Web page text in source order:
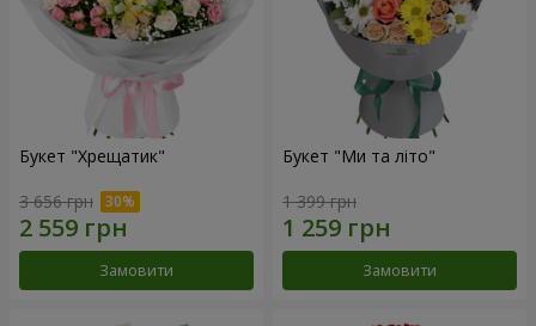
Букет "Хрещатик"
3 656 грн
Замовити
Букет "Ми та літо"
1 399 грн
Замовити